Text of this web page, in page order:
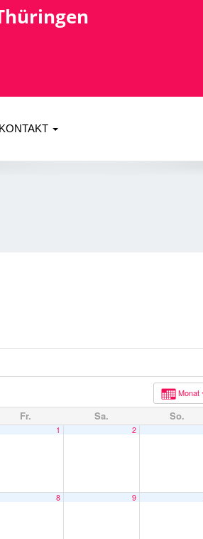
KONTAKT
Monat
Fr. Sa. So.
1 2
8 9